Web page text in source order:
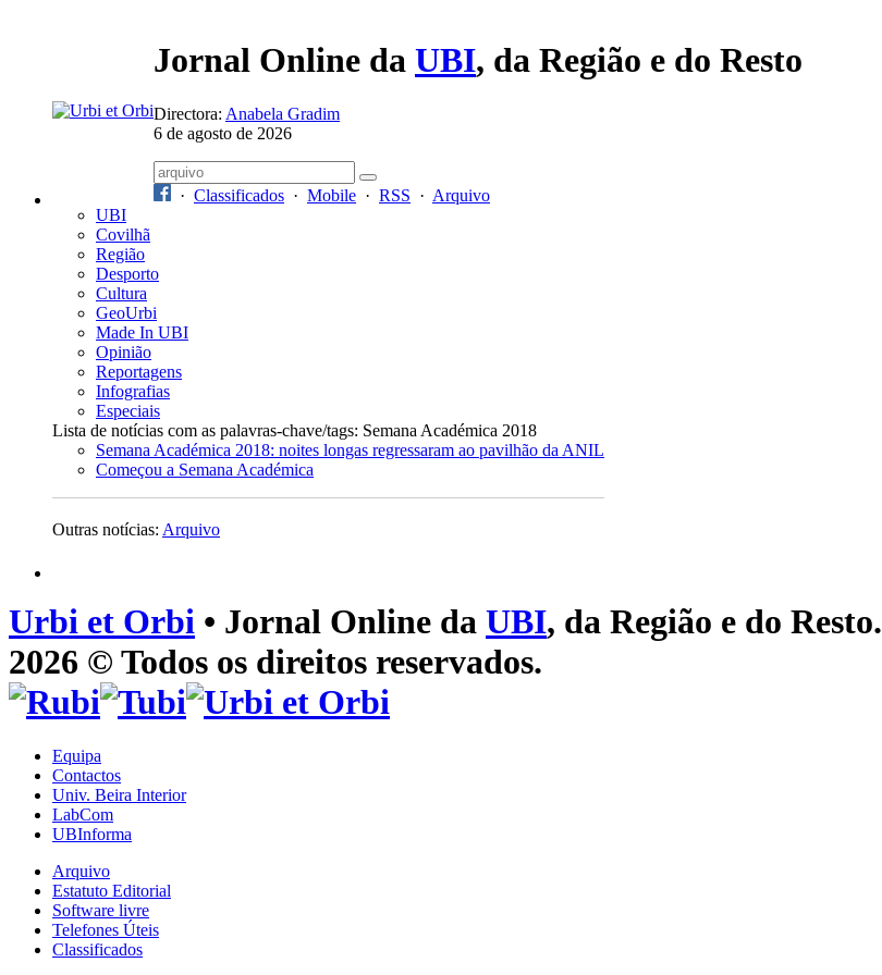
Jornal Online da UBI, da Região e do Resto
Directora: Anabela Gradim
6 de agosto de 2026
· Classificados · Mobile · RSS · Arquivo
UBI
Covilhã
Região
Desporto
Cultura
GeoUrbi
Made In UBI
Opinião
Reportagens
Infografias
Especiais
Lista de notícias com as palavras-chave/tags: Semana Académica 2018
Semana Académica 2018: noites longas regressaram ao pavilhão da ANIL
Começou a Semana Académica
Outras notícias: Arquivo
Urbi et Orbi • Jornal Online da UBI, da Região e do Resto.
2026 © Todos os direitos reservados.
Equipa
Contactos
Univ. Beira Interior
LabCom
UBInforma
Arquivo
Estatuto Editorial
Software livre
Telefones Úteis
Classificados